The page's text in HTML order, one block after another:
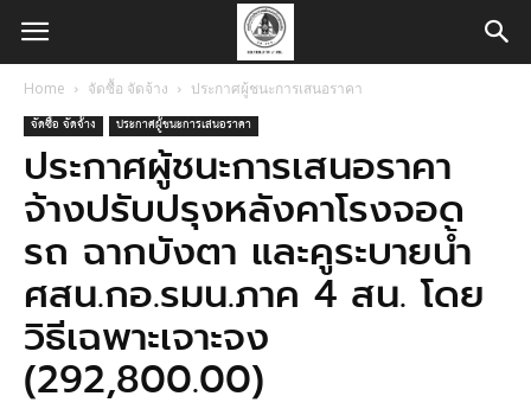
Home จัดซื้อ จัดจ้าง ประกาศผู้ชนะการเสนอราคา
จัดซื้อ จัดจ้าง ประกาศผู้ชนะการเสนอราคา
ประกาศผู้ชนะการเสนอราคา
จ้างปรับปรุงหลังคาโรงจอด
รถ ฉากบังตา และคูระบายน้ำ
ศสน.กอ.รมน.ภาค 4 สน. โดย
วิธีเฉพาะเจาะจง
(292,800.00)